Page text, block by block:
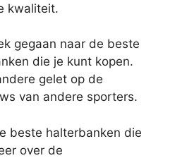
kwaliteit.
gegaan naar de beste
die je kunt kopen.
gelet op de
van andere sporters.
beste halterbanken die
over de